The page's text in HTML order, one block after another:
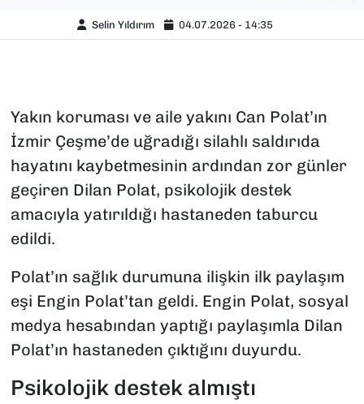
Selin Yıldırım 04.07.2026 - 14:35
Yakın koruması ve aile yakını Can Polat’ın
İzmir Çeşme’de uğradığı silahlı saldırıda
hayatını kaybetmesinin ardından zor günler
geçiren Dilan Polat, psikolojik destek
amacıyla yatırıldığı hastaneden taburcu
edildi.
Polat’ın sağlık durumuna ilişkin ilk paylaşım
eşi Engin Polat’tan geldi. Engin Polat, sosyal
medya hesabından yaptığı paylaşımla Dilan
Polat’ın hastaneden çıktığını duyurdu.
Psikolojik destek almıştı